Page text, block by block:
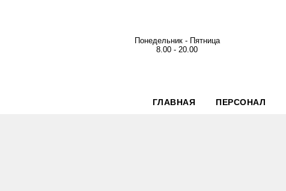
Понедельник - Пятница
8.00 - 20.00
ГЛАВНАЯ ПЕРСОНАЛ